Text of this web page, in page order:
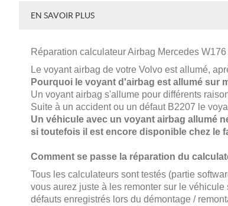
EN SAVOIR PLUS
Réparation calculateur Airbag Mercedes
Le voyant airbag de votre Volvo est allumé,
Pourquoi le voyant d'airbag est allumé sur
Un voyant airbag s'allume pour différents
Suite à un accident ou un défaut B2207 le
Un véhicule avec un voyant airbag allumé
si toutefois il est encore disponible chez le
Comment se passe la réparation du
Tous les calculateurs sont testés (partie
vous aurez juste à les remonter sur le
défauts enregistrés lors du démontage /